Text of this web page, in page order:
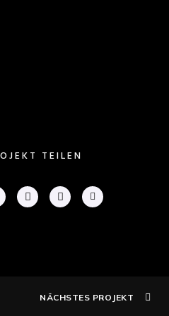
TEILEN
NÄCHSTES PROJEKT